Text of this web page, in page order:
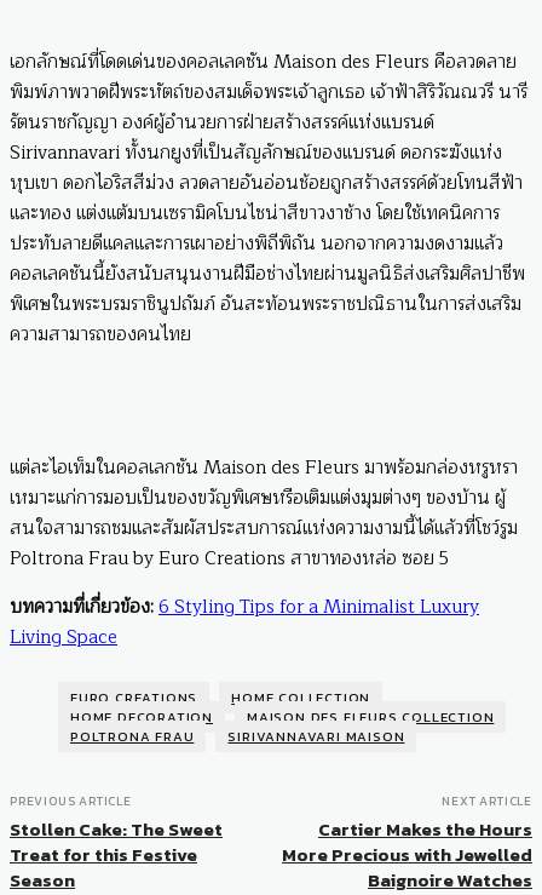
เอกลักษณ์ที่โดดเด่นของคอลเลคชัน Maison des Fleurs คือลวดลาย
พิมพ์ภาพวาดฝีพระหัตถ์ของสมเด็จพระเจ้าลูกเธอ เจ้าฟ้าสิริวัณณวรี นารี
รัตนราชกัญญา องค์ผู้อำนวยการฝ่ายสร้างสรรค์แห่งแบรนด์
Sirivannavari ทั้งนกยูงที่เป็นสัญลักษณ์ของแบรนด์ ดอกระฆังแห่ง
หุบเขา ดอกไอริสสีม่วง ลวดลายอันอ่อนช้อยถูกสร้างสรรค์ด้วยโทนสีฟ้า
และทอง แต่งแต้มบนเซรามิคโบนไชน่าสีขาวงาช้าง โดยใช้เทคนิคการ
ประทับลายดีแคลและการเผาอย่างพิถีพิถัน นอกจากความงดงามแล้ว
คอลเลคชันนี้ยังสนับสนุนงานฝีมือช่างไทยผ่านมูลนิธิส่งเสริมศิลปาชีพ
พิเศษในพระบรมราชินูปถัมภ์ อันสะท้อนพระราชปณิธานในการส่งเสริม
ความสามารถของคนไทย
แต่ละไอเท็มในคอลเลกชัน Maison des Fleurs มาพร้อมกล่องหรูหรา
เหมาะแก่การมอบเป็นของขวัญพิเศษหรือเติมแต่งมุมต่างๆ ของบ้าน ผู้
สนใจสามารถชมและสัมผัสประสบการณ์แห่งความงามนี้ได้แล้วที่โชว์รูม
Poltrona Frau by Euro Creations สาขาทองหล่อ ซอย 5
บทความที่เกี่ยวข้อง:6 Styling Tips for a Minimalist Luxury
Living Space
EURO CREATIONS
HOME COLLECTION
HOME DECORATION
MAISON DES FLEURS COLLECTION
POLTRONA FRAU
SIRIVANNAVARI MAISON
PREVIOUS ARTICLE
Stollen Cake: The Sweet
Treat for this Festive
Season
NEXT ARTICLE
Cartier Makes the Hours
More Precious with Jewelled
Baignoire Watches